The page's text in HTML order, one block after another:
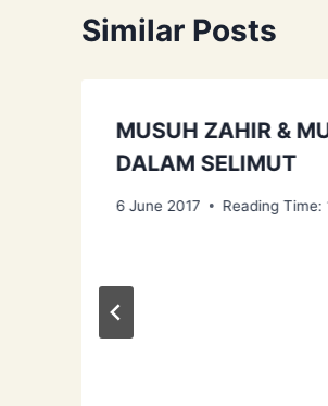
Similar Posts
MUSUH ZAHIR &
DALAM SELIMUT
6 June 2017 Reading Time: